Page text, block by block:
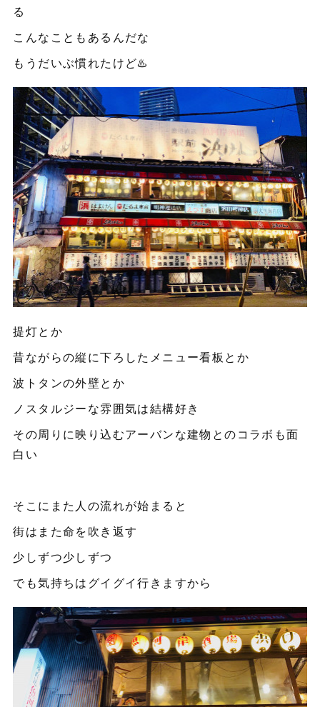
る
こんなこともあるんだな
もうだいぶ慣れたけど♨️
提灯とか
昔ながらの縦に下ろしたメニュー看板とか
波トタンの外壁とか
ノスタルジーな雰囲気は結構好き
その周りに映り込むアーバンな建物とのコラボも面
白い
そこにまた人の流れが始まると
街はまた命を吹き返す
少しずつ少しずつ
でも気持ちはグイグイ行きますから